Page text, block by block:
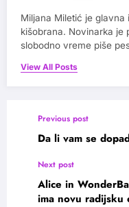
Miljana Miletić je
kišobrana. Novinarka je
slobodno vreme piše
View All Posts
Previous post
Da li vam se
Next post
Alice in
ima novu radijsku